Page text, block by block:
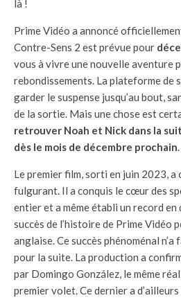
là !
Prime Vidéo a annoncé
Contre-Sens 2 est prévue pour
vous à vivre une nouvelle aventure
rebondissements. La plateforme de
garder le suspense jusqu’au bout,
de la sortie. Mais une chose est
retrouver Noah et Nick dans la
dès le mois de décembre prochain.
Le premier film, sorti en juin 2023, a
fulgurant. Il a conquis le cœur des
entier et a même établi un record
succès de l’histoire de Prime Vidéo
anglaise. Ce succès phénoménal
pour la suite. La production a
par Domingo González, le même
premier volet. Ce dernier a d’ailleurs